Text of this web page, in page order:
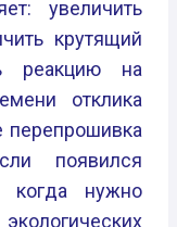
увеличить
крутящий
реакцию на
отклика
перепрошивка
появился
когда нужно